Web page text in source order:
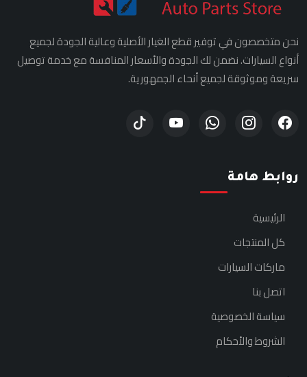
نحن متخصصون في توفير قطع الغيار الأصلية وعالية الجودة لجميع
أنواع السيارات. نضمن لك الجودة والأسعار المنافسة مع خدمة توصيل
سريعة وموثوقة لجميع أنحاء الجمهورية.
روابط هامة
الرئيسية
كل المنتجات
ماركات السيارات
اتصل بنا
سياسة الخصوصية
الشروط والأحكام